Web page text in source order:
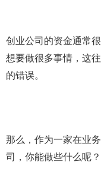
创业公司的资金通常
想要做很多事情，这
的错误。
那么，作为一家在业
司，你能做些什么呢？